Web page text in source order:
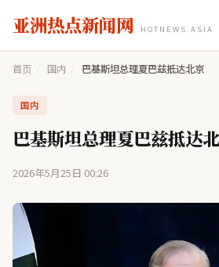
亚洲热点新闻网 HOTNEWS.ASIA
首页 国内 巴基斯坦总理夏巴兹抵达北京
国内
巴基斯坦总理夏巴兹抵达
2026年5月25日 00:26